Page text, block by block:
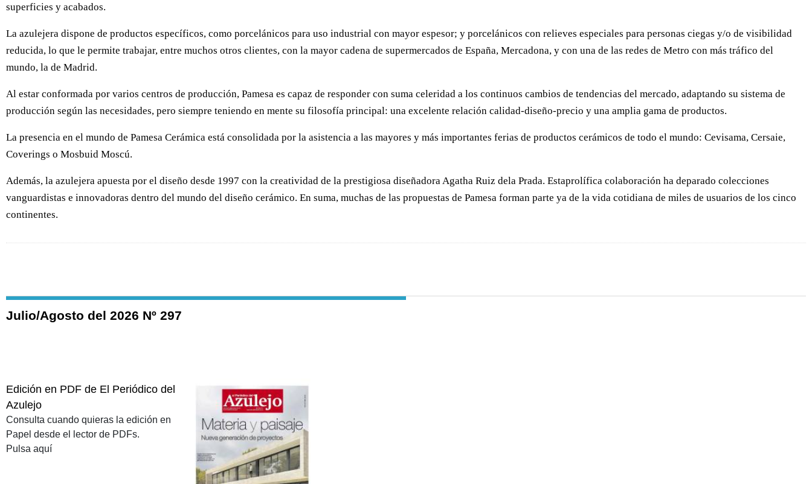
superficies y acabados.
La azulejera dispone de productos específicos, como porcelánicos para uso industrial con mayor espesor; y porcelánicos con relieves especiales para personas ciegas y/o de visibilidad
reducida, lo que le permite trabajar, entre muchos otros clientes, con la mayor cadena de supermercados de España, Mercadona, y con una de las redes de Metro con más tráfico del
mundo, la de Madrid.
Al estar conformada por varios centros de producción, Pamesa es capaz de responder con suma celeridad a los continuos cambios de tendencias del mercado, adaptando su sistema de
producción según las necesidades, pero siempre teniendo en mente su filosofía principal: una excelente relación calidad-diseño-precio y una amplia gama de productos.
La presencia en el mundo de Pamesa Cerámica está consolidada por la asistencia a las mayores y más importantes ferias de productos cerámicos de todo el mundo: Cevisama, Cersaie,
Coverings o Mosbuid Moscú.
Además, la azulejera apuesta por el diseño desde 1997 con la creatividad de la prestigiosa diseñadora Agatha Ruiz dela Prada. Estaprolífica colaboración ha deparado colecciones
vanguardistas e innovadoras dentro del mundo del diseño cerámico. En suma, muchas de las propuestas de Pamesa forman parte ya de la vida cotidiana de miles de usuarios de los cinco
continentes.
Julio/Agosto del 2026 Nº 297
Edición en PDF de El Periódico del
Azulejo
Consulta cuando quieras la edición en
Papel desde el lector de PDFs.
Pulsa aquí